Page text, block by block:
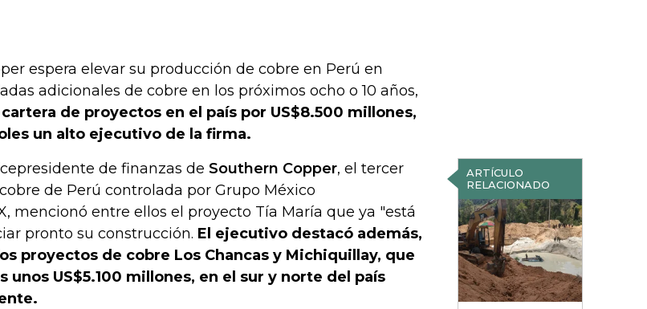
espera elevar su producción de cobre en Perú en
adicionales de cobre en los próximos ocho o 10 años,
de proyectos en el país por US$8.500 millones,
un alto ejecutivo de la firma.
ARTÍCULO
RELACIONADO
de finanzas de Southern Copper, el tercer
de Perú controlada por Grupo México
mencionó entre ellos el proyecto Tía María que ya "está
pronto su construcción. El ejecutivo destacó además,
proyectos de cobre Los Chancas y Michiquillay, que
unos US$5.100 millones, en el sur y norte del país